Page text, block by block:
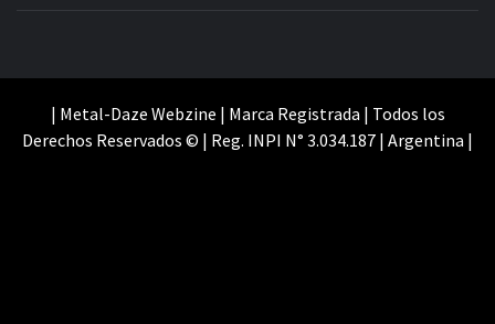
| Metal-Daze Webzine | Marca Registrada | Todos los
Derechos Reservados © | Reg. INPI N° 3.034.187 | Argentina |